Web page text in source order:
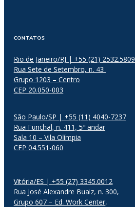
CONTATOS
Rio de Janeiro/RJ | +55 (21) 2532.5809
Rua Sete de Setembro, n. 43
Grupo 1203 – Centro
CEP 20.050-003
São Paulo/SP | +55 (11) 4040-7237
Rua Funchal, n. 411, 5º andar
Sala 10 – Vila Olímpia
CEP 04.551-060
Vitória/ES | +55 (27) 3345.0012
Rua José Alexandre Buaiz, n. 300,
Grupo 607 – Ed. Work Center,